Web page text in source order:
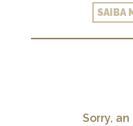
SAIBA
Sorry,